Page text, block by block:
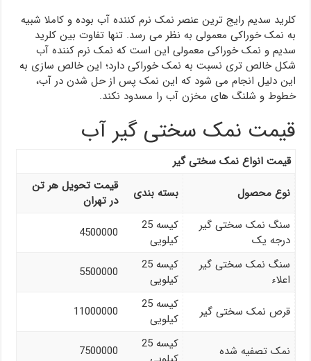
کلرید سدیم رایج ترین عنصر نمک نرم کننده آب بوده و کاملا شبیه
به نمک خوراکی معمولی به نظر می رسد. تنها تفاوت بین کلرید
سدیم و نمک خوراکی معمولی این است که نمک نرم کننده آب
شکل خالص تری نسبت به نمک خوراکی دارد؛ این خالص سازی به
این دلیل انجام می شود که این نمک پس از حل شدن در آب،
خطوط و شلنگ های مخزن آب را مسدود نکند.
قیمت نمک سختی گیر آب
قیمت انواع نمک سختی گیر
نوع محصول
بسته بندی
قیمت تحویل هر تن
در تهران
سنگ نمک سختی گیر
درجه یک
کیسه 25
کیلویی
4500000
سنگ نمک سختی گیر
اعلاء
کیسه 25
کیلویی
5500000
قرص نمک سختی گیر
کیسه 25
کیلویی
11000000
نمک تصفیه شده
کیسه 25
7500000